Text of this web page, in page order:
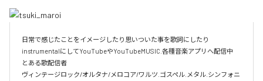
日常で感じたことをイメージしたり思いついた事を歌詞にしたり
instrumentalにしてYouTubeやYouTubeMUSIC.各種音楽アプリへ配信中
とある歌配信者
ヴィンテージロック/オルタナ/メロコア/ワルツ.ゴスペル.メタル.シンフォニ